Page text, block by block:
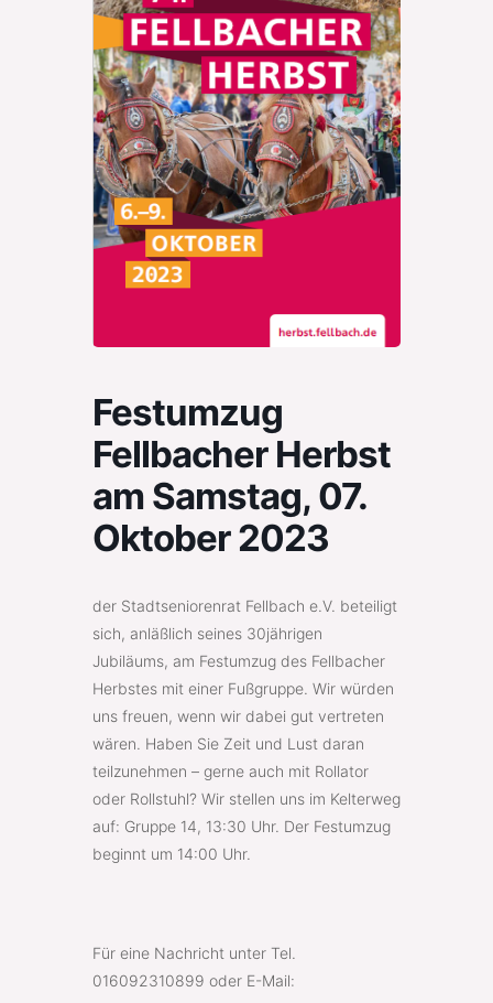
Festumzug
Fellbacher Herbst
am Samstag, 07.
Oktober 2023
der Stadtseniorenrat Fellbach e.V. beteiligt
sich, anläßlich seines 30jährigen
Jubiläums, am Festumzug des Fellbacher
Herbstes mit einer Fußgruppe. Wir würden
uns freuen, wenn wir dabei gut vertreten
wären. Haben Sie Zeit und Lust daran
teilzunehmen – gerne auch mit Rollator
oder Rollstuhl? Wir stellen uns im Kelterweg
auf: Gruppe 14, 13:30 Uhr. Der Festumzug
beginnt um 14:00 Uhr.
Für eine Nachricht unter Tel.
016092310899 oder E-Mail: